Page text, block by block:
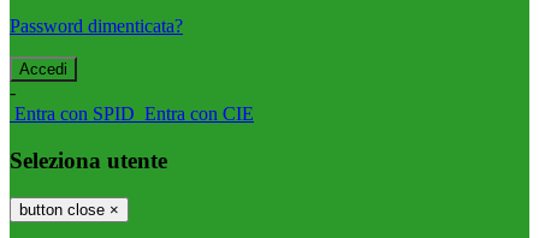
Password dimenticata?
-
Entra con SPID Entra con CIE
Seleziona utente
button close ×